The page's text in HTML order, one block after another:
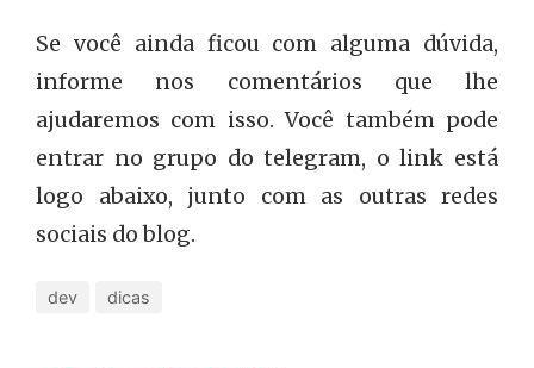
Se você ainda ficou com alguma dúvida,
informe nos comentários que lhe
ajudaremos com isso. Você também pode
entrar no grupo do telegram, o link está
logo abaixo, junto com as outras redes
sociais do blog.
dev dicas